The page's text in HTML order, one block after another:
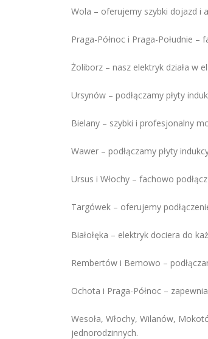
Wola – oferujemy szybki dojazd i
Praga-Północ i Praga-Południe
Żoliborz – nasz elektryk działa w
Ursynów – podłączamy płyty
Bielany – szybki i profesjonalny
Wawer – podłączamy płyty
Ursus i Włochy – fachowo
Targówek – oferujemy
Białołęka – elektryk dociera do
Rembertów i Bemowo –
Ochota i Praga-Północ –
Wesoła, Włochy, Wilanów,
jednorodzinnych.